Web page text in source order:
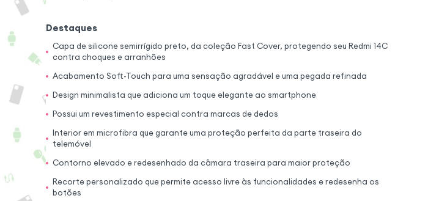
Destaques
Capa de silicone semirrígido preto, da coleção Fast Cover, protegendo seu Redmi 14C
contra choques e arranhões
Acabamento Soft-Touch para uma sensação agradável e uma pegada refinada
Design minimalista que adiciona um toque elegante ao smartphone
Possui um revestimento especial contra marcas de dedos
Interior em microfibra que garante uma proteção perfeita da parte traseira do
telemóvel
Contorno elevado e redesenhado da câmara traseira para maior proteção
Recorte personalizado que permite acesso livre às funcionalidades e redesenha os
botões